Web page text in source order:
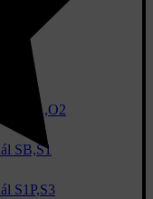
OB,O1,O2
SB,S1
S1P,S3